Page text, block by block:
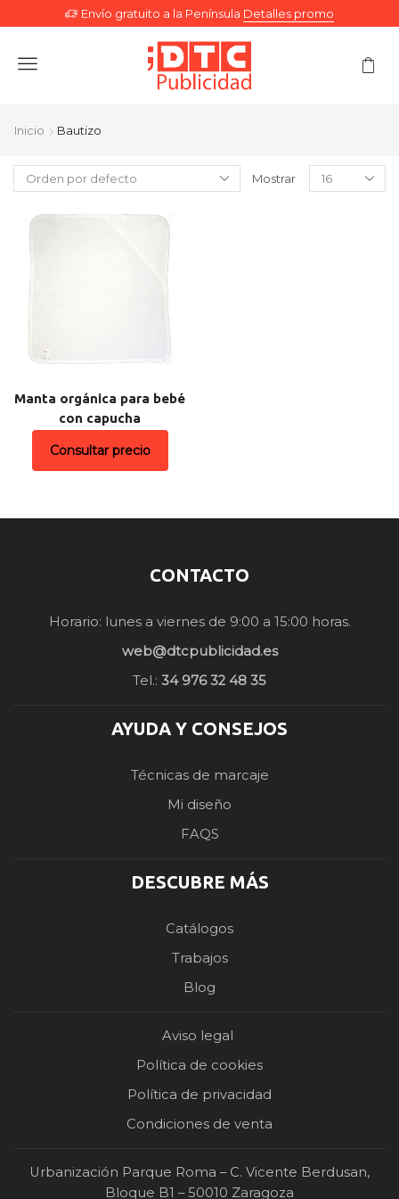
Envío gratuito a la Península Detalles promo
Menu
Inicio Bautizo
Mostrar
Manta orgánica para bebé
con capucha
Consultar precio
CONTACTO
Horario: lunes a viernes de 9:00 a 15:00 horas.
web@dtcpublicidad.es
Tel.: 34 976 32 48 35
AYUDA Y CONSEJOS
Técnicas de marcaje
Mi diseño
FAQS
DESCUBRE MÁS
Catálogos
Trabajos
Blog
Aviso legal
Política de cookies
Política de privacidad
Condiciones de venta
Urbanización Parque Roma – C. Vicente Berdusan,
Bloque B1 – 50010 Zaragoza